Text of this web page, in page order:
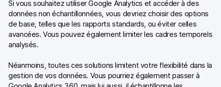
Si vous souhaitez utiliser Google Analytics et accéder à des
données non échantillonnées, vous devriez choisir des options
de base, telles que les rapports standards, ou éviter celles
avancées. Vous pouvez également limiter les cadres temporels
analysés.
Néanmoins, toutes ces solutions limitent votre flexibilité dans la
gestion de vos données. Vous pourriez également passer à